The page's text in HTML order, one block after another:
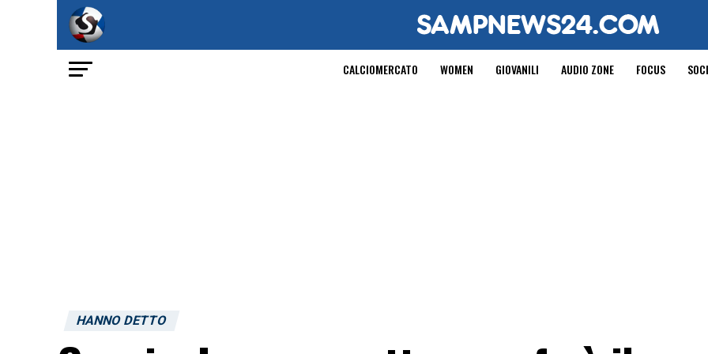
CALCIOMERCATO WOMEN GIOVANILI AUDIO ZONE FOCUS
HANNO DETTO